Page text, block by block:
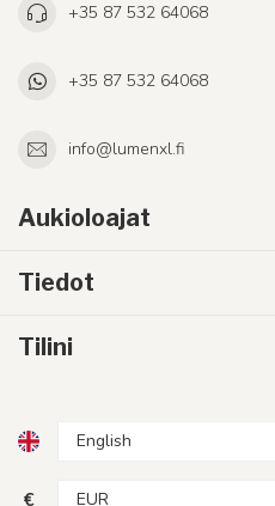
+35 87 532 64068
+35 87 532 64068
info@lumenxl.fi
Aukioloajat
Tiedot
Tilini
€